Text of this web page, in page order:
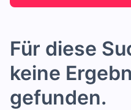
Für diese
keine
gefunden.